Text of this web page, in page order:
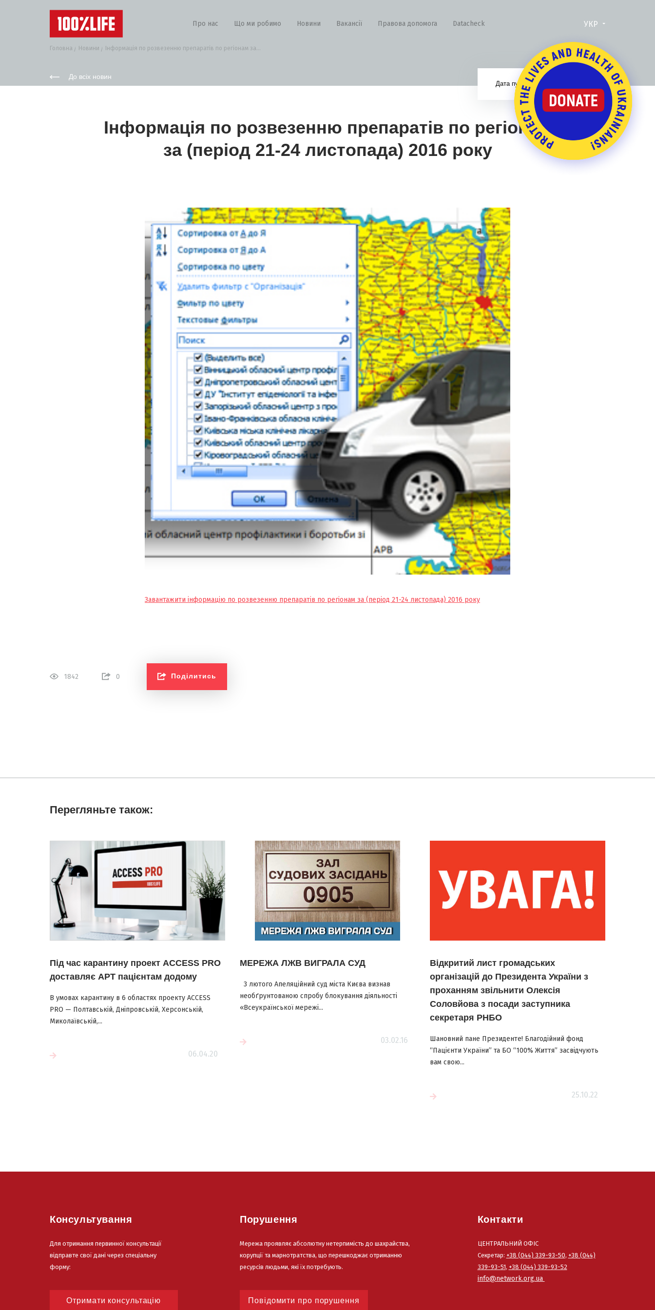
Про нас Що ми робимо Новини Вакансії Правова допомога Datacheck УКР
Головна Новини Інформація по розвезенню препаратів по регіонам за...
До всіх новин
Дата публікації:
Інформація по розвезенню препаратів по регіонам
за (період 21-24 листопада) 2016 року
Завантажити інформацію по розвезенню препаратів по регіонам за (період 21-24 листопада) 2016 року
1842 0 Поділитись
Перегляньте також:
Під час карантину проект ACCESS PRO
доставляє АРТ пацієнтам додому
В умовах карантину в 6 областях проекту ACCESS
PRO — Полтавській, Дніпровській, Херсонській,
Миколаївській,...
06.04.20
МЕРЕЖА ЛЖВ ВИГРАЛА СУД
3 лютого Апеляційний суд міста Києва визнав
необґрунтованою спробу блокування діяльності
«Всеукраїнської мережі...
03.02.16
Відкритий лист громадських
організацій до Президента України з
проханням звільнити Олексія
Соловйова з посади заступника
секретаря РНБО
Шановний пане Президенте! Благодійний фонд
“Пацієнти України” та БО “100% Життя” засвідчують
вам свою...
25.10.22
Консультування
Для отримання первинної консультації
відправте свої дані через спеціальну
форму:
Отримати консультацію
Порушення
Мережа проявляє абсолютну нетерпимість до шахрайства,
корупції та марнотратства, що перешкоджає отриманню
ресурсів людьми, які їх потребують.
Повідомити про порушення
Контакти
ЦЕНТРАЛЬНИЙ ОФІС
Секретар: +38 (044) 339-93-50, +38 (044)
339-93-51, +38 (044) 339-93-52
info@network.org.ua